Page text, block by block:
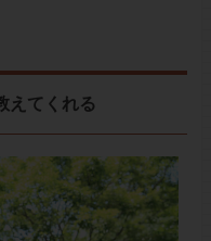
えてくれる